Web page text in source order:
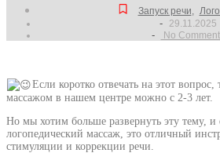
Запуск речи
- 29.11.2025
- No
Если коротко отвечать на этот вопрос,
массажом в нашем центре можно с 2-3 лет.
Но мы хотим больше развернуть эту тему, и
логопедический массаж, это отличный
стимуляции и коррекции речи.